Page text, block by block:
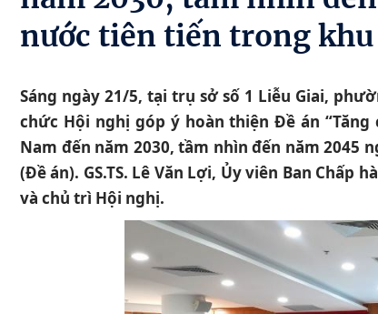
nước tiên tiến trong
Sáng ngày 21/5, tại trụ sở số 1 Liễu Giai,
chức Hội nghị góp ý hoàn thiện Đề án
Nam đến năm 2030, tầm nhìn đến năm
(Đề án). GS.TS. Lê Văn Lợi, Ủy viên Ban
và chủ trì Hội nghị.